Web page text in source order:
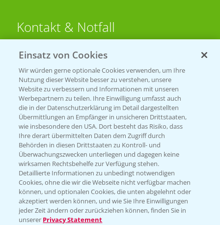
Kontakt & Notfall
Beratung auf WhatsApp
T.+49 (0)174 346 564 1
KONTAKT
Hilfe in Notfällen
T.+49 (0)214/30-20220
Folgen Sie uns
Einsatz von Cookies
Wir würden gerne optionale Cookies verwenden, um Ihre
Nutzung dieser Website besser zu verstehen, unsere
Website zu verbessern und Informationen mit unseren
Werbepartnern zu teilen. Ihre Einwilligung umfasst auch
die in der Datenschutzerklärung im Detail dargestellten
Übermittlungen an Empfänger in unsicheren Drittstaaten,
wie insbesondere den USA. Dort besteht das Risiko, dass
Ihre derart übermittelten Daten dem Zugriff durch
Behörden in diesen Drittstaaten zu Kontroll- und
Überwachungszwecken unterliegen und dagegen keine
wirksamen Rechtsbehelfe zur Verfügung stehen.
Detaillierte Informationen zu unbedingt notwendigen
Cookies, ohne die wir die Webseite nicht verfügbar machen
können, und optionalen Cookies, die unten abgelehnt oder
akzeptiert werden können, und wie Sie Ihre Einwilligungen
jeder Zeit ändern oder zurückziehen können, finden Sie in
unserer Privacy Statement